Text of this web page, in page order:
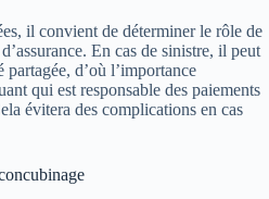
il convient de déterminer le rôle de
En cas de sinistre, il peut
d’où l’importance
qui est responsable des paiements
évitera des complications en cas